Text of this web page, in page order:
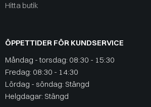
Hitta butik
ÖPPETTIDER FÖR KUNDSERVICE
Måndag - torsdag: 08:30 - 15:30
Fredag: 08:30 - 14:30
Lördag - söndag: Stängd
Helgdagar: Stängd